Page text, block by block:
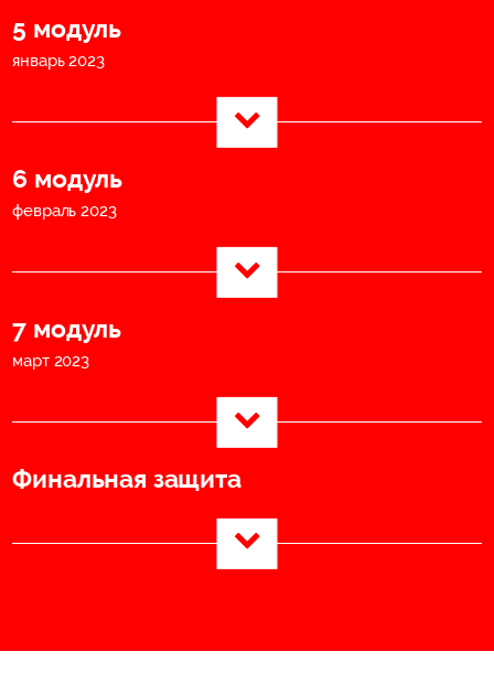
5 модуль
январь 2023
6 модуль
февраль 2023
7 модуль
март 2023
Финальная защита